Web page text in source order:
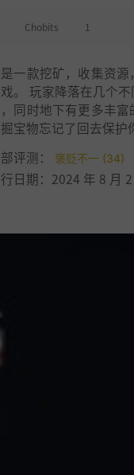
Chobits 1
一款挖矿，收集资
。 玩家降落在几个
同时地下有更多丰
宝物忘记了回去保护
评测：
褒贬不一 (34)
日期：2024 年 8 月 2